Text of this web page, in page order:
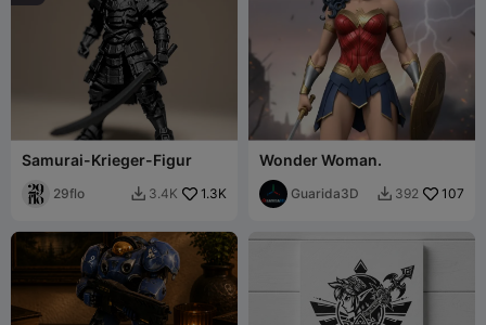
Samurai-Krieger-Figur
29flo  3.4K 1.3K
Wonder Woman.
Guarida3D  392 107